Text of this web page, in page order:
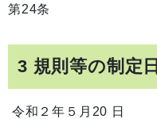
第24条
3 規則等の制定日
令和２年５月20 日